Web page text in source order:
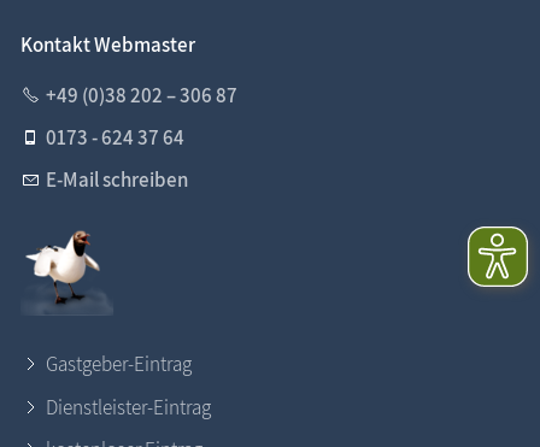
Kontakt Webmaster
+49 (0)38 202 – 306 87
0173 - 624 37 64
E-Mail schreiben
Gastgeber-Eintrag
Dienstleister-Eintrag